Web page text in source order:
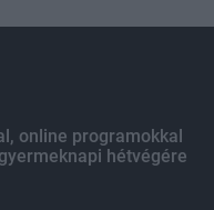
online programokkal
hétvégére